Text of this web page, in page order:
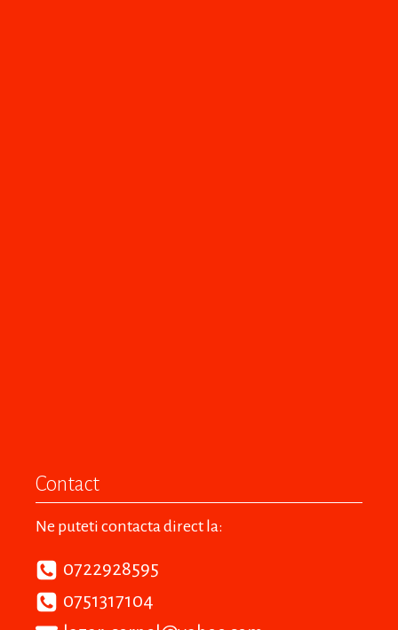
Contact
Ne puteti contacta direct la:
0722928595
0751317104